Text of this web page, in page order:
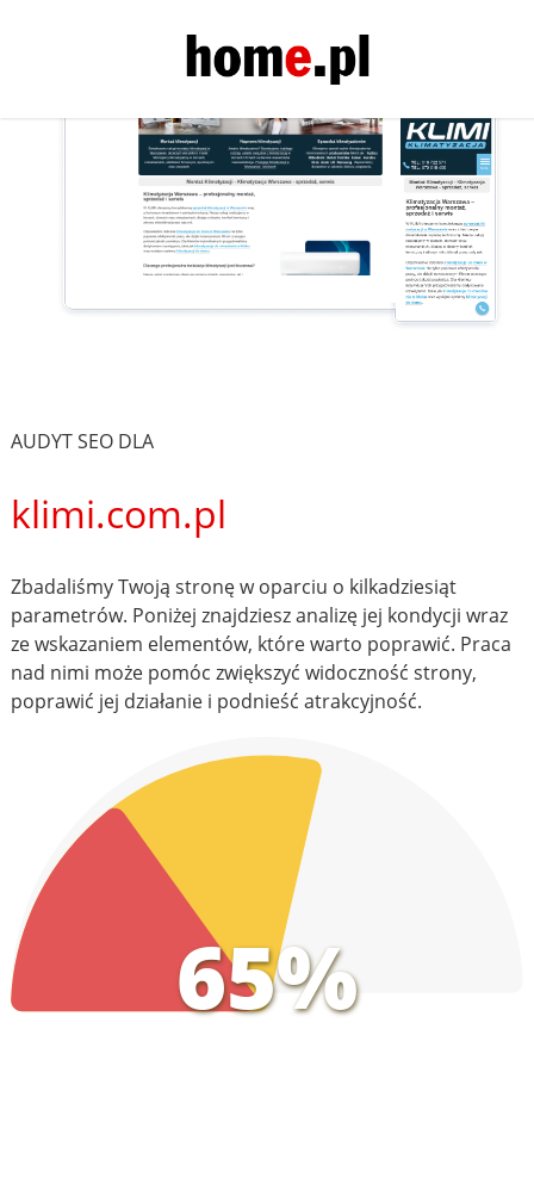
AUDYT SEO DLA
klimi.com.pl
Zbadaliśmy Twoją stronę w oparciu o kilkadziesiąt
parametrów. Poniżej znajdziesz analizę jej kondycji wraz
ze wskazaniem elementów, które warto poprawić. Praca
nad nimi może pomóc zwiększyć widoczność strony,
poprawić jej działanie i podnieść atrakcyjność.
65%